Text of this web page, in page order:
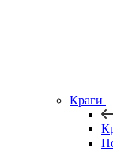
Краги